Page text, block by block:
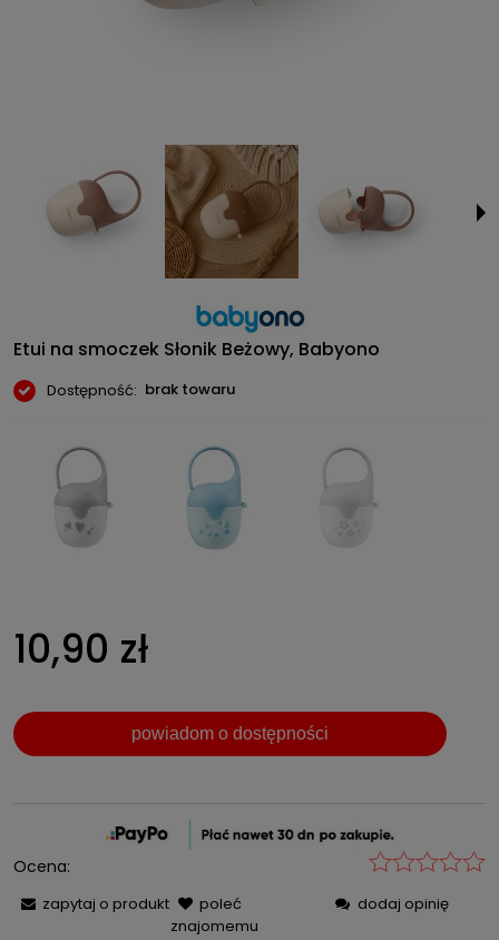
Etui na smoczek Słonik Beżowy, Babyono
Dostępność: brak towaru
10,90 zł
powiadom o dostępności
Ocena:
zapytaj o produkt
poleć
znajomemu
dodaj opinię